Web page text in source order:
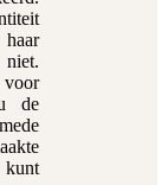
voor
de